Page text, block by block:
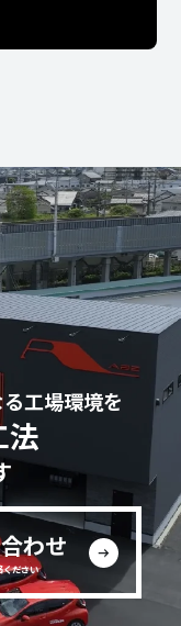
工場環境を
法
わせ
ださい